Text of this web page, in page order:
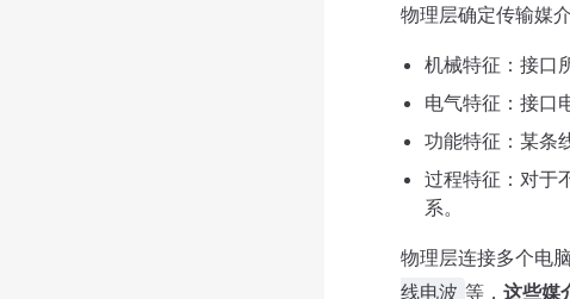
物理层确定传输媒
机械特征：接口
电气特征：接口
功能特征：某条
过程特征：对于
系。
物理层连接多个电
线电波 等， 这些媒